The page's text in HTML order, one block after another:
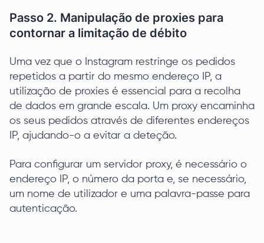
Passo 2. Manipulação de proxies para
contornar a limitação de débito
Uma vez que o Instagram restringe os pedidos
repetidos a partir do mesmo endereço IP, a
utilização de proxies é essencial para a recolha
de dados em grande escala. Um proxy encaminha
os seus pedidos através de diferentes endereços
IP, ajudando-o a evitar a deteção.
Para configurar um servidor proxy, é necessário o
endereço IP, o número da porta e, se necessário,
um nome de utilizador e uma palavra-passe para
autenticação.